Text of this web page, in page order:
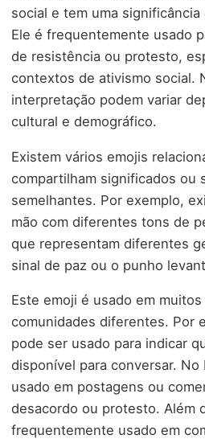
social e tem uma
Ele é frequentemente usado
de resistência ou protesto,
contextos de ativismo social.
interpretação podem variar
cultural e demográfico.
Existem vários emojis
compartilham significados ou
semelhantes. Por exemplo,
mão com diferentes tons de
que representam diferentes
sinal de paz ou o punho
Este emoji é usado em
comunidades diferentes. Por
pode ser usado para indicar
disponível para conversar. No
usado em postagens ou
desacordo ou protesto. Além
frequentemente usado em